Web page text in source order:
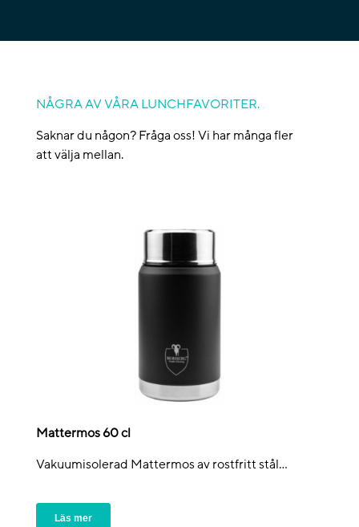
NÅGRA AV VÅRA LUNCHFAVORITER.
Saknar du någon? Fråga oss! Vi har många fler
att välja mellan.
Mattermos 60 cl
Vakuumisolerad Mattermos av rostfritt stål...
Läs mer